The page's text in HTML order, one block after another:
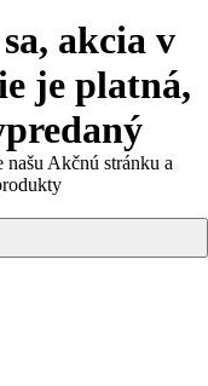
akcia v
je platná,
našu Akčnú stránku a